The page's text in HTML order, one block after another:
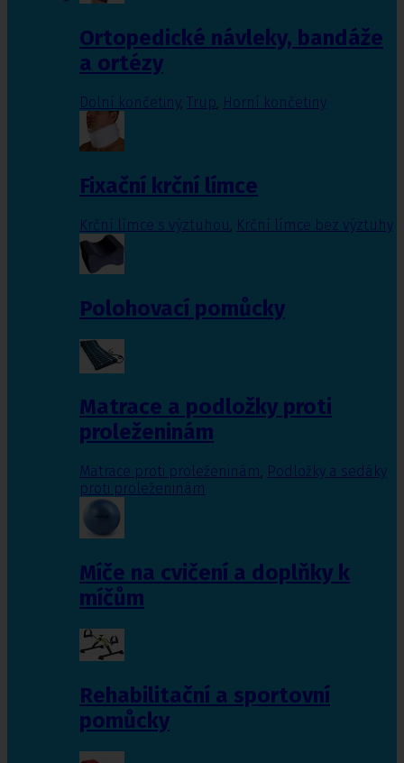
Ortopedické návleky, bandáže
a ortézy
Dolní končetiny, Trup, Horní končetiny
Fixační krční límce
Krční límce s výztuhou Krční límce bez výztuhy
Polohovací pomůcky
Matrace a podložky proti
proleženinám
Matrace proti proleženinám, Podložky a sedáky
proti proleženinám
Míče na cvičení a doplňky k
míčům
Rehabilitační a sportovní
pomůcky